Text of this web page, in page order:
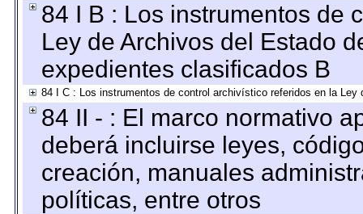
84 I B : Los instrumentos de
Ley de Archivos del Estado
expedientes clasificados B
84 I C : Los instrumentos de control archivístico referidos en la
84 II - : El marco normativo
deberá incluirse leyes,
creación, manuales
políticas, entre otros